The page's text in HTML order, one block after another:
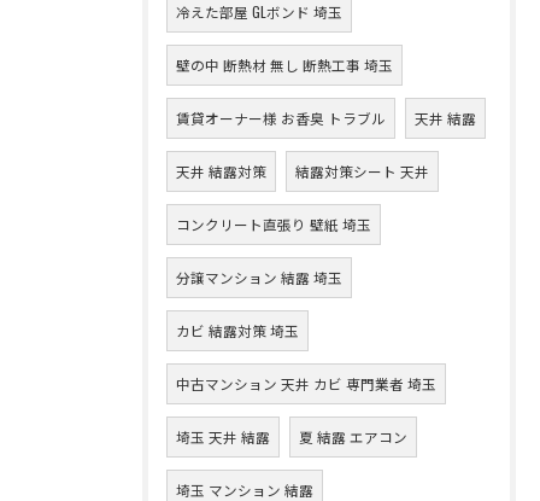
冷えた部屋 GLボンド 埼玉
壁の中 断熱材 無し 断熱工事 埼玉
賃貸オーナー様 お香臭 トラブル 天井 結露
天井 結露対策 結露対策シート 天井
コンクリート直張り 壁紙 埼玉
分譲マンション 結露 埼玉
カビ 結露対策 埼玉
中古マンション 天井 カビ 専門業者 埼玉
埼玉 天井 結露 夏 結露 エアコン
埼玉 マンション 結露